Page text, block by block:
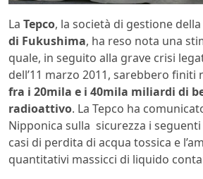
La Tepco, la società di gestione della
di Fukushima, ha reso nota una
quale, in seguito alla grave crisi
dell’11 marzo 2011, sarebbero finiti
fra i 20mila e i 40mila miliardi di
radioattivo. La Tepco ha
Nipponica sulla sicurezza i
casi di perdita di acqua tossica e
quantitativi massicci di liquido